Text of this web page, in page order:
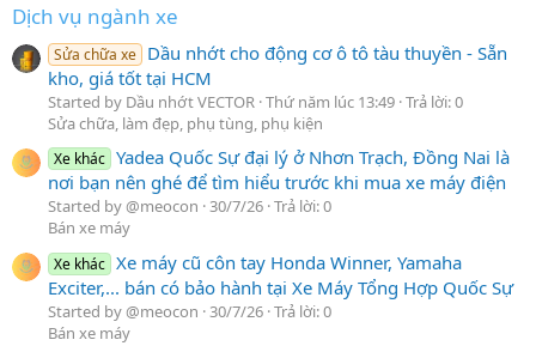
Dịch vụ ngành xe
Sửa chữa xe Dầu nhớt cho động cơ ô tô tàu thuyền - Sẵn
kho, giá tốt tại HCM
Started by Dầu nhớt VECTOR Thứ năm lúc 13:49 Trả lời: 0
Sửa chữa, làm đẹp, phụ tùng, phụ kiện
Xe khác Yadea Quốc Sự đại lý ở Nhơn Trạch, Đồng Nai là
nơi bạn nên ghé để tìm hiểu trước khi mua xe máy điện
Started by @meocon 30/7/26 Trả lời: 0
Bán xe máy
Xe khác Xe máy cũ côn tay Honda Winner, Yamaha
Exciter,... bán có bảo hành tại Xe Máy Tổng Hợp Quốc Sự
Started by @meocon 30/7/26 Trả lời: 0
Bán xe máy